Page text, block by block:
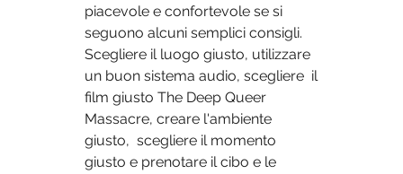
piacevole e confortevole se si
seguono alcuni semplici consigli.
Scegliere il luogo giusto, utilizzare
un buon sistema audio, scegliere  il
film giusto The Deep Queer
Massacre, creare l'ambiente
giusto,  scegliere il momento
giusto e prenotare il cibo e le